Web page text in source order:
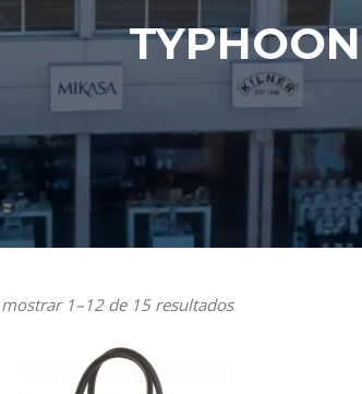
TYPHOON
1–12 de 15 resultadosOrdenado